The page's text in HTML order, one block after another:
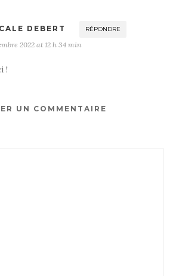
DEBERT RÉPONDRE
2022 at 12 h 34 min
!
UN COMMENTAIRE